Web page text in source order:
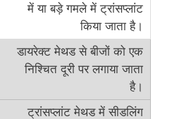
में या बड़े गमले में ट्रांसप्लांट
किया जाता है।
डायरेक्ट मेथड से बीजों को एक
निश्चित दूरी पर लगाया जाता
है।
ट्रांसप्लांट मेथड में सीडलिंग